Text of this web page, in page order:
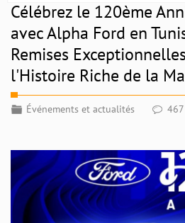
Célébrez le 120ème
avec Alpha Ford en
Remises
l'Histoire Riche de la
Événements et actualités 467